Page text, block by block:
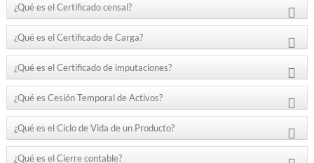
¿Qué es el Certificado censal?
¿Qué es el Certificado de Carga?
¿Qué es el Certificado de imputaciones?
¿Qué es Cesión Temporal de Activos?
¿Qué es el Ciclo de Vida de un Producto?
¿Qué es el Cierre contable?